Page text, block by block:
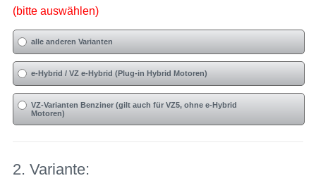
(bitte auswählen)
alle anderen Varianten
e-Hybrid / VZ e-Hybrid (Plug-in Hybrid Motoren)
VZ-Varianten Benziner (gilt auch für VZ5, ohne e-Hybrid
Motoren)
2. Variante: